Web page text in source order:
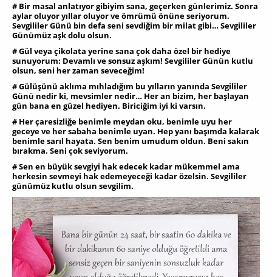
# Bir masal anlatıyor gibiyim sana, geçerken günlerimiz. Sonra
aylar oluyor yıllar oluyor ve ömrümü önüne seriyorum.
Sevgililer Günü bin defa seni sevdiğim bir milat gibi… Sevgililer
Günümüz aşk dolu olsun.
# Gül veya çikolata yerine sana çok daha özel bir hediye
sunuyorum: Devamlı ve sonsuz aşkım! Sevgililer Günün kutlu
olsun, seni her zaman seveceğim!
# Gülüşünü aklıma mıhladığım bu yılların yanında Sevgililer
Günü nedir ki, mevsimler nedir… Her an bizim, her başlayan
gün bana en güzel hediyen. Biriciğim iyi ki varsın.
# Her çaresizliğe benimle meydan oku, benimle uyu her
geceye ve her sabaha benimle uyan. Hep yanı başımda kalarak
benimle sarıl hayata. Sen benim umudum oldun. Beni sakın
bırakma. Seni çok seviyorum.
# Sen en büyük sevgiyi hak edecek kadar mükemmel ama
herkesin sevmeyi hak edemeyeceği kadar özelsin. Sevgililer
günümüz kutlu olsun sevgilim.